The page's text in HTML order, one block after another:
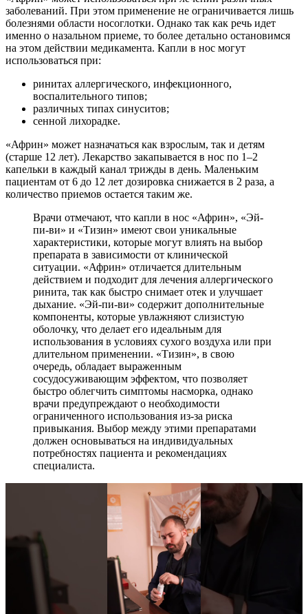
заболеваний. При этом применение не ограничивается лишь
болезнями области носоглотки. Однако так как речь идет
именно о назальном приеме, то более детально остановимся
на этом действии медикамента. Капли в нос могут
использоваться при:
ринитах аллергического, инфекционного,
воспалительного типов;
различных типах синуситов;
сенной лихорадке.
«Африн» может назначаться как взрослым, так и детям
(старше 12 лет). Лекарство закапывается в нос по 1–2
капельки в каждый канал трижды в день. Маленьким
пациентам от 6 до 12 лет дозировка снижается в 2 раза, а
количество приемов остается таким же.
Врачи отмечают, что капли в нос «Африн», «Эй-
пи-ви» и «Тизин» имеют свои уникальные
характеристики, которые могут влиять на выбор
препарата в зависимости от клинической
ситуации. «Африн» отличается длительным
действием и подходит для лечения аллергического
ринита, так как быстро снимает отек и улучшает
дыхание. «Эй-пи-ви» содержит дополнительные
компоненты, которые увлажняют слизистую
оболочку, что делает его идеальным для
использования в условиях сухого воздуха или при
длительном применении. «Тизин», в свою
очередь, обладает выраженным
сосудосуживающим эффектом, что позволяет
быстро облегчить симптомы насморка, однако
врачи предупреждают о необходимости
ограниченного использования из-за риска
привыкания. Выбор между этими препаратами
должен основываться на индивидуальных
потребностях пациента и рекомендациях
специалиста.